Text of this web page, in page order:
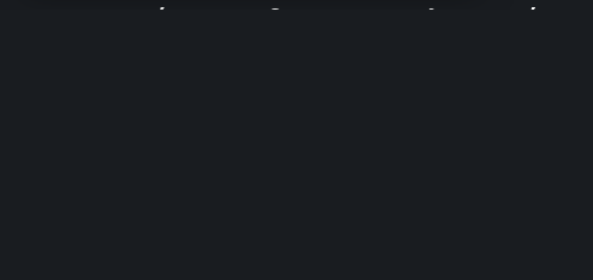
Επικράτησε χθες του Κολοσσού H